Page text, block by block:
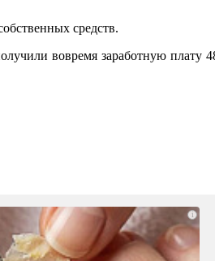
средств.
вовремя заработную плату
i